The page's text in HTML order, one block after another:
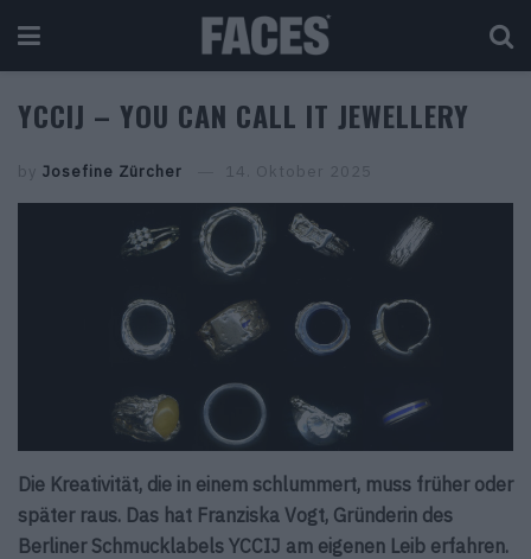
YCCIJ – YOU CAN CALL IT JEWELLERY
by Josefine Zürcher 14. Oktober 2025
Die Kreativität, die in einem schlummert, muss früher oder
später raus. Das hat Franziska Vogt, Gründerin des
Berliner Schmucklabels YCCIJ am eigenen Leib erfahren.